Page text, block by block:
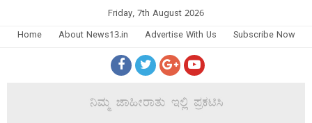
Friday, 7th August 2026
Home
About News13.in Advertise With Us Subscribe Now